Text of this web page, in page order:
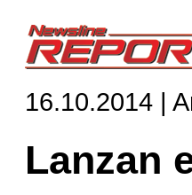
16.10.2014 |
Lanzan